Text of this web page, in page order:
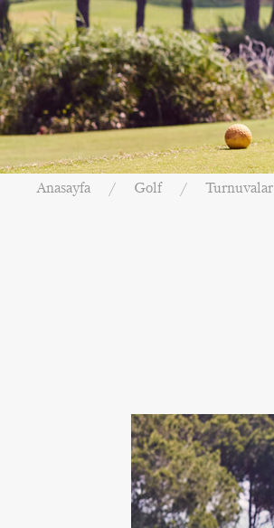
Anasayfa Golf Turnuvalar